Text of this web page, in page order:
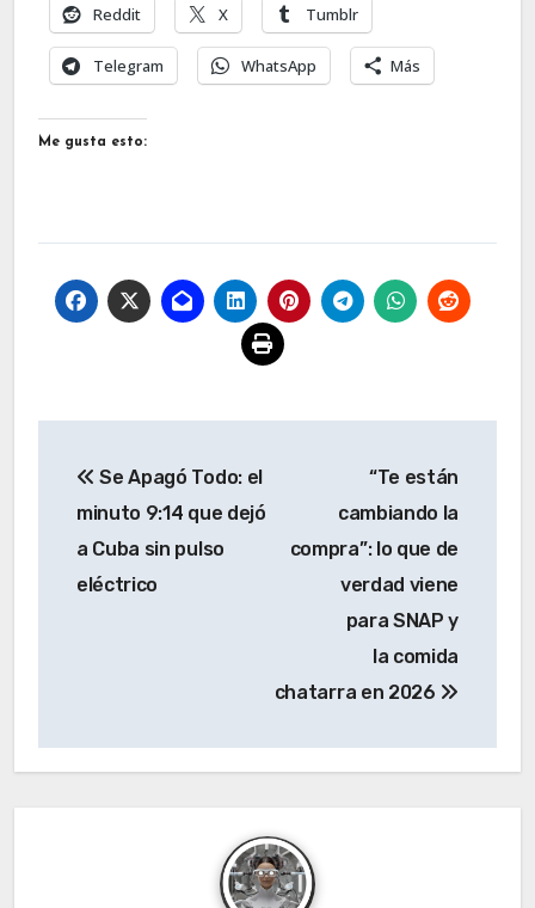
Reddit X Tumblr
Telegram WhatsApp Más
Me gusta esto:
de
entradas
Se Apagó Todo: el
minuto 9:14 que dejó
a Cuba sin pulso
eléctrico
“Te están
cambiando la
compra”: lo que de
verdad viene
para SNAP y
la comida
chatarra en 2026